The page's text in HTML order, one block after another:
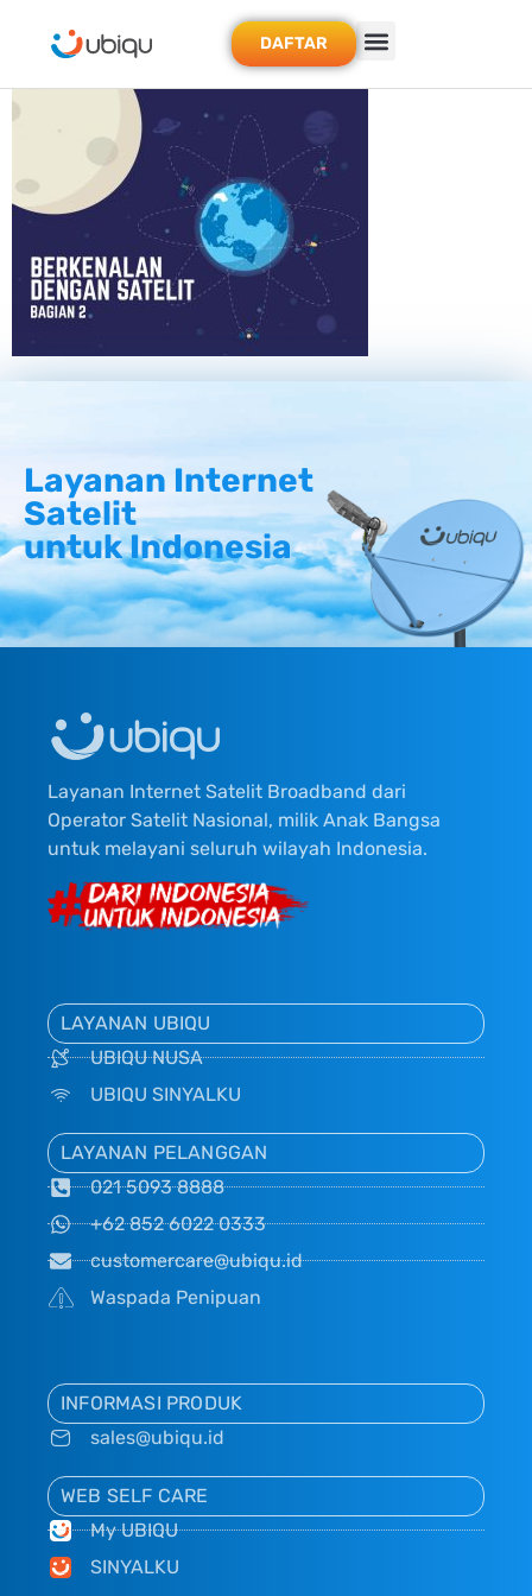
DAFTAR
Layanan Internet
Satelit
untuk Indonesia
Layanan Internet Satelit Broadband dari
Operator Satelit Nasional, milik Anak Bangsa
untuk melayani seluruh wilayah Indonesia.
LAYANAN UBIQU
UBIQU NUSA
UBIQU SINYALKU
LAYANAN PELANGGAN
021 5093 8888
+62 852 6022 0333
customercare@ubiqu.id
Waspada Penipuan
INFORMASI PRODUK
sales@ubiqu.id
WEB SELF CARE
My UBIQU
SINYALKU